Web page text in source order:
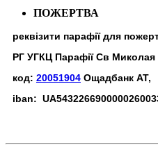
ПОЖЕРТВА
реквізити парафії для
РГ УГКЦ Парафії Св Миколая
код: 20051904 Ощадбанк АТ,
iban: